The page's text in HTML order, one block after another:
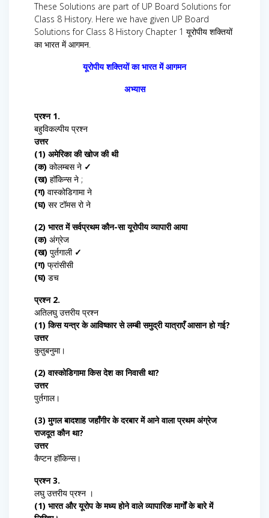
These Solutions are part of UP Board Solutions for
Class 8 History. Here we have given UP Board
Solutions for Class 8 History Chapter 1 यूरोपीय शक्तियों
का भारत में आगमन.
यूरोपीय शक्तियों का भारत में आगमन
अभ्यास
प्रश्न 1.
बहुविकल्पीय प्रश्न
उत्तर
(1) अमेरिका की खोज की थी
(क) कोलम्बस ने ✓
(ख) हॉकिन्स ने ;
(ग) वास्कोडिगामा ने
(घ) सर टॉमस रो ने
(2) भारत में सर्वप्रथम कौन-सा यूरोपीय व्यापारी आया
(क) अंग्रेज
(ख) पुर्तगाली ✓
(ग) फ्रांसीसी
(घ) डच
प्रश्न 2.
अतिलघु उत्तरीय प्रश्न
(1) किस यन्त्र के आविष्कार से लम्बी समुद्री यात्राएँ आसान हो गई?
उत्तर
कुतुबनुमा।
(2) वास्कोडिगामा किस देश का निवासी था?
उत्तर
पुर्तगाल।
(3) मुगल बादशाह जहाँगीर के दरबार में आने वाला प्रथम अंग्रेज
राजदूत कौन था?
उत्तर
कैप्टन हॉकिन्स।
प्रश्न 3.
लघु उत्तरीय प्रश्न ।
(1) भारत और यूरोप के मध्य होने वाले व्यापारिक मार्गों के बारे में